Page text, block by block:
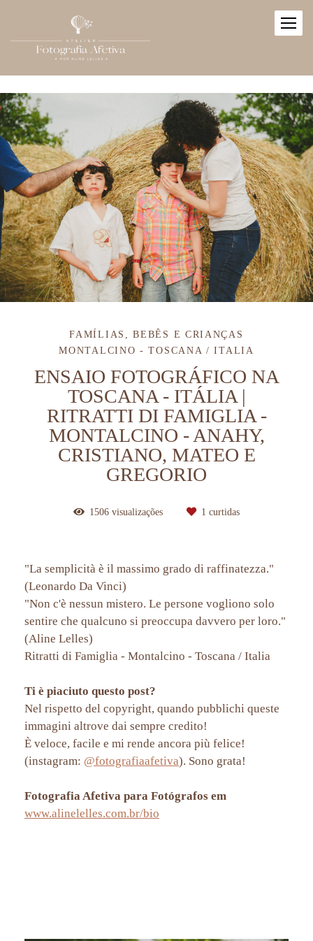
FAMÍLIAS, BEBÊS E CRIANÇAS
MONTALCINO - TOSCANA / ITALIA
ENSAIO FOTOGRÁFICO NA
TOSCANA - ITÁLIA |
RITRATTI DI FAMIGLIA -
MONTALCINO - ANAHY,
CRISTIANO, MATEO E
GREGORIO
1506 visualizações 1 curtidas
"La semplicità è il massimo grado di raffinatezza."
(Leonardo Da Vinci)
"Non c'è nessun mistero. Le persone vogliono solo
sentire che qualcuno si preoccupa davvero per loro."
(Aline Lelles)
Ritratti di Famiglia - Montalcino - Toscana / Italia
Ti è piaciuto questo post?
Nel rispetto del copyright, quando pubblichi queste
immagini altrove dai sempre credito!
È veloce, facile e mi rende ancora più felice!
(instagram: @fotografiaafetiva). Sono grata!
Fotografia Afetiva para Fotógrafos em
www.alinelelles.com.br/bio